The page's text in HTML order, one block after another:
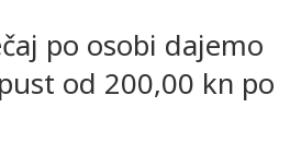
po osobi dajemo
od 200,00 kn po